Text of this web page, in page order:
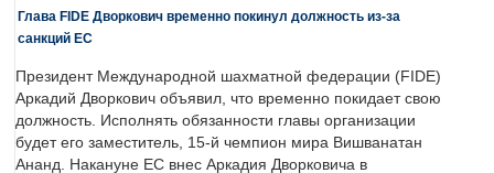
Глава FIDE Дворкович временно покинул должность из-за
санкций ЕС
Президент Международной шахматной федерации (FIDE)
Аркадий Дворкович объявил, что временно покидает свою
должность. Исполнять обязанности главы организации
будет его заместитель, 15-й чемпион мира Вишванатан
Ананд. Накануне ЕС внес Аркадия Дворковича в